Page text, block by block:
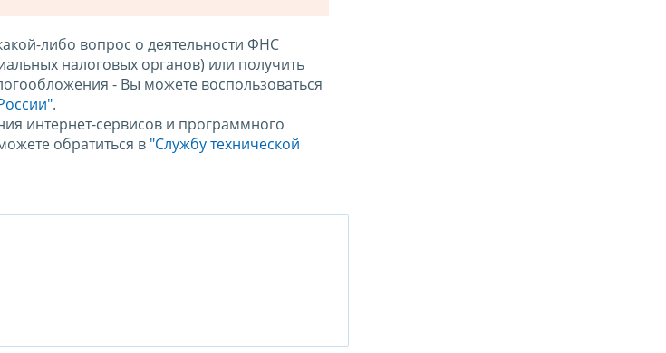
либо вопрос о деятельности ФНС
налоговых органов) или получить
- Вы можете воспользоваться
.
интернет-сервисов и программного
обратиться в "Службу технической